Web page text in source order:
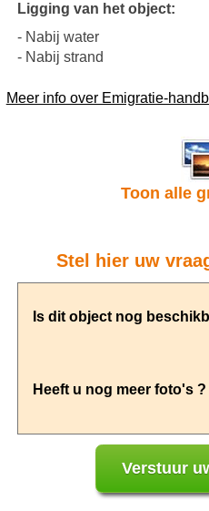
Ligging van het object:
- Nabij water
- Nabij strand
Meer info over Emigratie-
Toon alle
Stel hier uw